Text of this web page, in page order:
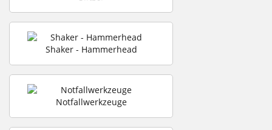
Shaker - Hammerhead
Notfallwerkzeuge